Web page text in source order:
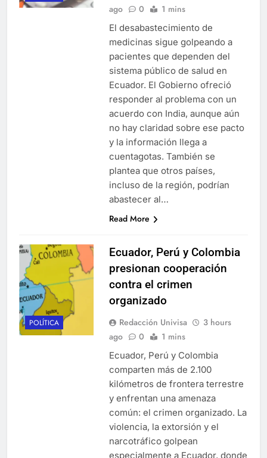
ago
0 1 mins
El desabastecimiento de
medicinas sigue golpeando a
pacientes que dependen del
sistema público de salud en
Ecuador. El Gobierno ofreció
responder al problema con un
acuerdo con India, aunque aún
no hay claridad sobre ese pacto
y la información llega a
cuentagotas. También se
plantea que otros países,
incluso de la región, podrían
abastecer al…
Read More
POLÍTICA
Ecuador, Perú y Colombia
presionan cooperación
contra el crimen
organizado
Redacción Univisa
3 hours
ago
0 1 mins
Ecuador, Perú y Colombia
comparten más de 2.100
kilómetros de frontera terrestre
y enfrentan una amenaza
común: el crimen organizado. La
violencia, la extorsión y el
narcotráfico golpean
especialmente a Ecuador, donde